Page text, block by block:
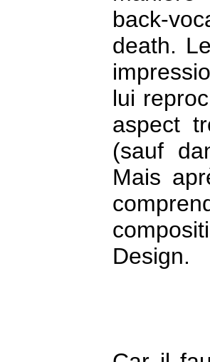
back-
death.
lui
aspect
(sauf
Mais
Design